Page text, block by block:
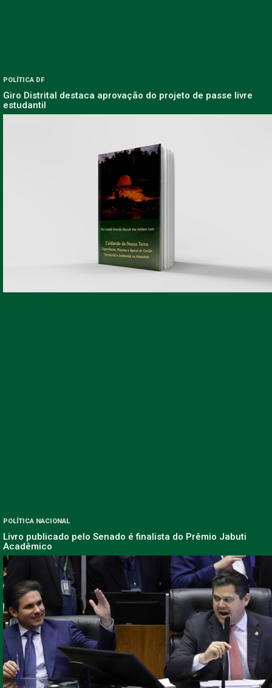
POLÍTICA DF
Giro Distrital destaca aprovação do projeto de passe livre
estudantil
POLÍTICA NACIONAL
Livro publicado pelo Senado é finalista do Prêmio Jabuti
Acadêmico